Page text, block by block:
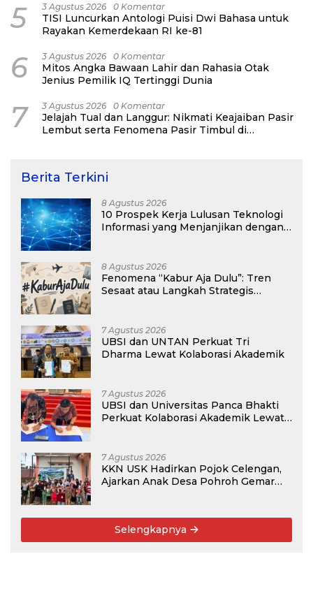
5 3 Agustus 2026 0 Komentar
TISI Luncurkan Antologi Puisi Dwi Bahasa untuk
Rayakan Kemerdekaan RI ke-81
6 3 Agustus 2026 0 Komentar
Mitos Angka Bawaan Lahir dan Rahasia Otak
Jenius Pemilik IQ Tertinggi Dunia
7 3 Agustus 2026 0 Komentar
Jelajah Tual dan Langgur: Nikmati Keajaiban Pasir
Lembut serta Fenomena Pasir Timbul di
Berita Terkini
8 Agustus 2026
10 Prospek Kerja Lulusan Teknologi
Informasi yang Menjanjikan dengan
8 Agustus 2026
Fenomena “Kabur Aja Dulu”: Tren
Sesaat atau Langkah Strategis
7 Agustus 2026
UBSI dan UNTAN Perkuat Tri
Dharma Lewat Kolaborasi Akademik
7 Agustus 2026
UBSI dan Universitas Panca Bhakti
Perkuat Kolaborasi Akademik Lewat
7 Agustus 2026
KKN USK Hadirkan Pojok Celengan,
Ajarkan Anak Desa Pohroh Gemar
Selengkapnya